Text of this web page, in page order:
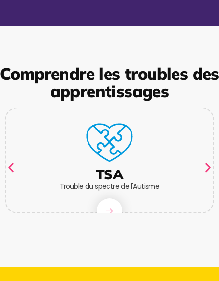
Comprendre les troubles des
apprentissages
TSA
Trouble du spectre de l'Autisme